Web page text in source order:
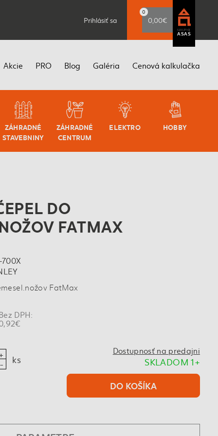
Prihlásiť sa
0
0,00€
spoznaj
ASAS
Akcie PRO Blog Galéria Cenová kalkulačka
ZÁHRADNÉ
STAVEBNINY
ZÁHRADNÉ
CENTRUM
ELEKTRO HOBBY
DO
FATMAX
FatMax
DPH:
ks
Dostupnosť na predajni
SKLADOM 1+
DO KOŠÍKA